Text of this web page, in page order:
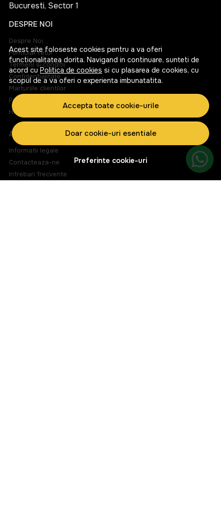
Acest site foloseste cookies pentru a va oferi
functionalitatea dorita. Navigand in continuare, sunteti de
acord cu Politica de cookies si cu plasarea de cookies, cu
scopul de a va oferi o experienta imbunatatita.
Accepta toate cookie-urile
Doar cookie-uri esentiale
Preferinte cookie-uri
Bucuresti, Sector 1
DESPRE NOI
Despre Noi
Formular retur
Termeni si conditii
Confidentialitate
Marturiile clientilor
Politica de Cookies
Harta site
ASISTENTA
Informatii legale
Contacteaza-ne
Intrebari frecvente